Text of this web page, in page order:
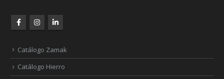
Catálogo Zamak
Catálogo Hierro